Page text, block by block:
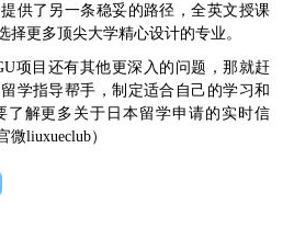
供了另一条稳妥的路径，全英文授课
择更多顶尖大学精心设计的专业。
项目还有其他更深入的问题，那就赶
学指导帮手，制定适合自己的学习和
了解更多关于日本留学申请的实时信
liuxueclub）